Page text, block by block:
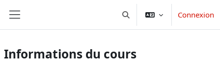
Activer/désactiver la saisie
Connexion
Informations du cours